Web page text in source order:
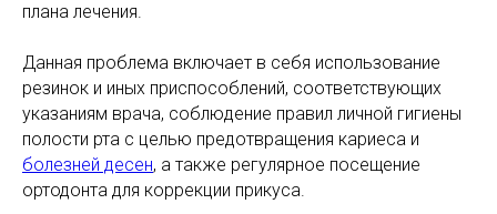
плана лечения.
Данная проблема включает в себя использование
резинок и иных приспособлений, соответствующих
указаниям врача, соблюдение правил личной гигиены
полости рта с целью предотвращения кариеса и
болезней десен, а также регулярное посещение
ортодонта для коррекции прикуса.